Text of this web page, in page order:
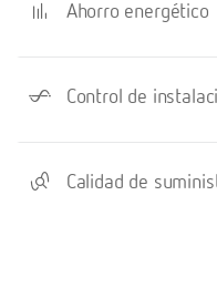
Ahorro energético
Control de
Calidad de